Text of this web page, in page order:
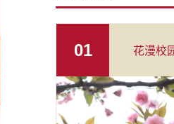
01 花漫校